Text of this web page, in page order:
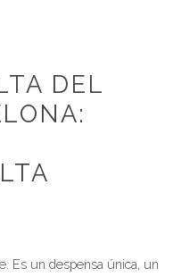
DEL
Es un despensa única, un